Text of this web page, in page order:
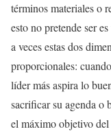
términos materiales o
esto no pretende ser
a veces estas dos
proporcionales:
líder más aspira lo
sacrificar su agenda o
el máximo objetivo